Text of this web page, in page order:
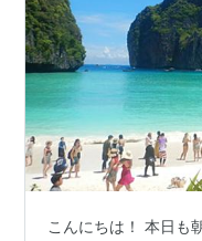
こんにちは！ 本日も